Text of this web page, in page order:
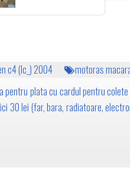
c4 (lc_) 2004 motoras
plata cu cardul pentru
30 lei (far, bara, radiatoare,